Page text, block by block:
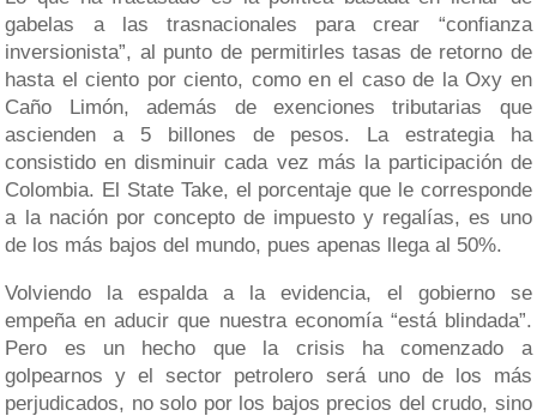
gabelas a las trasnacionales para crear “confianza
inversionista”, al punto de permitirles tasas de retorno de
hasta el ciento por ciento, como en el caso de la Oxy en
Caño Limón, además de exenciones tributarias que
ascienden a 5 billones de pesos. La estrategia ha
consistido en disminuir cada vez más la participación de
Colombia. El State Take, el porcentaje que le corresponde
a la nación por concepto de impuesto y regalías, es uno
de los más bajos del mundo, pues apenas llega al 50%.
Volviendo la espalda a la evidencia, el gobierno se
empeña en aducir que nuestra economía “está blindada”.
Pero es un hecho que la crisis ha comenzado a
golpearnos y el sector petrolero será uno de los más
perjudicados, no solo por los bajos precios del crudo, sino